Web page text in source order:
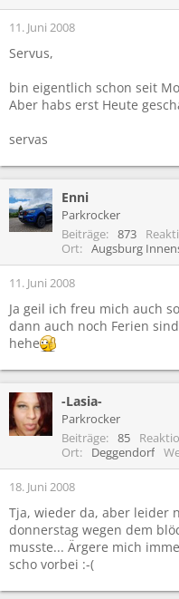
11. Juni 2008
Servus,
bin eigentlich schon seit
Aber habs erst Heute
servas
Enni
Parkrocker
Beiträge
873
Ort
Augsburg
11. Juni 2008
Ja geil ich freu mich auch
dann auch noch Ferien
hehe
-Lasia-
Parkrocker
Beiträge
85
Ort
Deggendorf
18. Juni 2008
Tja, wieder da, aber leider
donnerstag wegen dem
musste... Ärgere mich
scho vorbei :-(